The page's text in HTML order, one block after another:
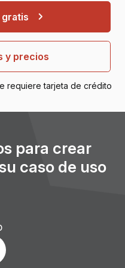
y precios
requiere tarjeta de crédito
para crear
caso de uso